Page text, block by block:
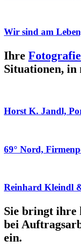
Wir sind am
Ihre Fotografie
Situationen,
Horst K. Jandl,
69° Nord,
Reinhard Kleindl
Sie bringt ihre
bei
ein.